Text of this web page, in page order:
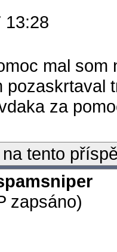
13:28
mal
pozaskrtaval
za
tento
zapsáno)